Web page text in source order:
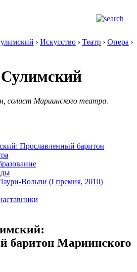
› Искусство › Театр › Опера ›
солист Мариинского театра.
Прославленный баритон
Вольпи (I премия, 2010)
баритон Мариинского